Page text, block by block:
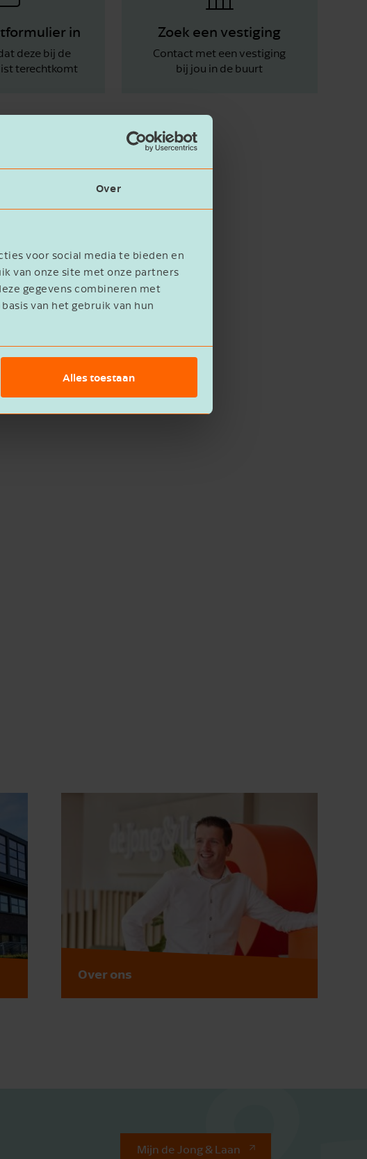
Over
voor social media te bieden en
van onze site met onze partners
gegevens combineren met
van het gebruik van hun
Alles toestaan
in
deze bij de
terechtkomt
Zoek een vestiging
Contact met een vestiging
bij jou in de buurt
Over ons
Mijn de Jong & Laan